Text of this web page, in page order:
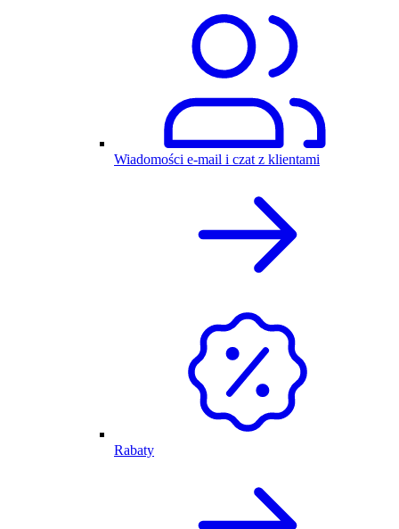
Wiadomości e-mail i czat z klientami
Rabaty